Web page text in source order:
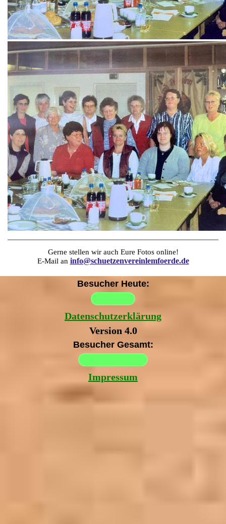
Gerne stellen wir auch Eure Fotos online!
E-Mail an info@schuetzenvereinlemfoerde.de
Besucher Heute:
Datenschutzerklärung
Version 4.0
Besucher Gesamt:
Impressum